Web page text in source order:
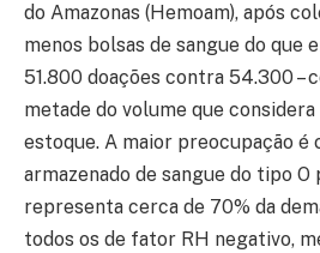
do Amazonas (Hemoam), após
menos bolsas de sangue do que
51.800 doações contra 54.300 –
metade do volume que
estoque. A maior preocupação é
armazenado de sangue do tipo O
representa cerca de 70% da
todos os de fator RH negativo,